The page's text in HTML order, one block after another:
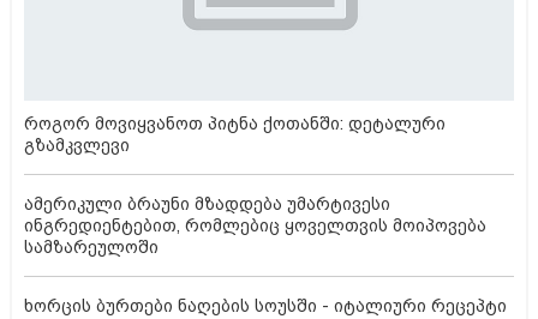
როგორ მოვიყვანოთ პიტნა ქოთანში: დეტალური
გზამკვლევი
ამერიკული ბრაუნი მზადდება უმარტივესი
ინგრედიენტებით, რომლებიც ყოველთვის მოიპოვება
სამზარეულოში
ხორცის ბურთები ნაღების სოუსში - იტალიური რეცეპტი